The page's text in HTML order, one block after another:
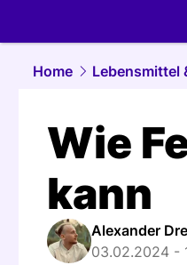
Home
Lebensmittel
Wie
kann
Alexander
03.02.2024 -